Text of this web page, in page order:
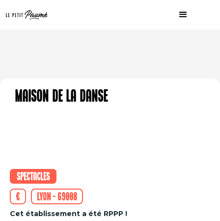
Maison de la Danse
Spectacles
€
Lyon - 69008
Cet établissement a été RPPP !